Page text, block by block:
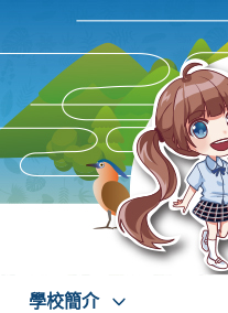
學校簡介